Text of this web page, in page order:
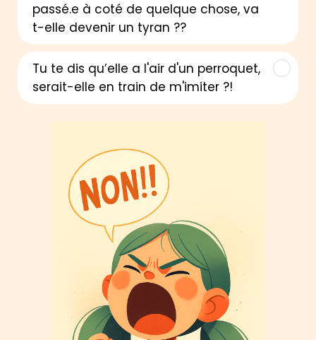
passé.e à coté de quelque chose, va
t-elle devenir un tyran ??
Tu te dis qu’elle a l'air d'un perroquet,
serait-elle en train de m'imiter ?!